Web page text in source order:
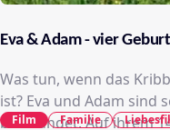
Eva & Adam - vier
Was tun, wenn das
ist? Eva und Adam sind seit drei Jahren fest
befreundet. Auf ihrem
Film Familie